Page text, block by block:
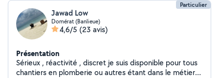
Particulier
Jawad Low
Domérat (Banlieue)
4,6/5 (23 avis)
Présentation
Sérieux , réactivité , discret je suis disponible pour tous
chantiers en plomberie ou autres étant dans le métier